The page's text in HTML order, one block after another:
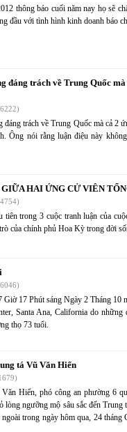
thông báo cuối năm nay họ sẽ
đầu với tình hình kinh doanh báo
đáng trách về Trung Quốc
trách về Trung Quốc mà cả 2
Ông nói rằng luận điệu này
HAI ỨNG CỬ VIÊN
trong 3 cuộc tranh luận của
của chính phủ Hoa Kỳ trong đời
17 Phút sáng Ngày 2 Tháng 10
Santa Ana, California do những
thọ 73 tuổi.
tá Vũ Văn Hiển
Hiển, phó công an phường 6
lòng ngưỡng mộ sâu sắc đến
trong ngày hôm qua, 24